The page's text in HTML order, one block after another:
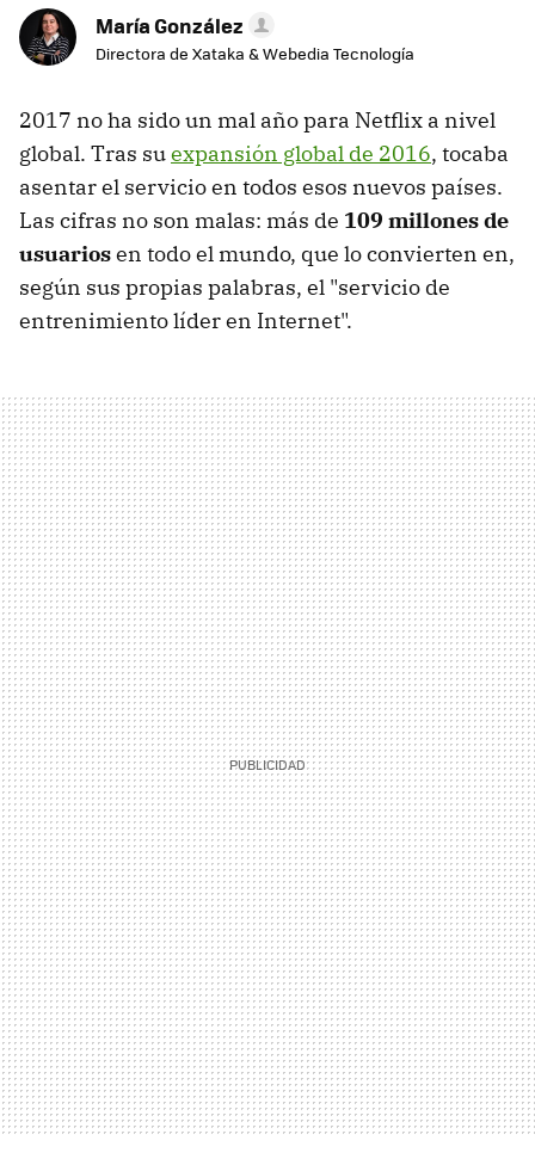
María González
Directora de Xataka & Webedia Tecnología
2017 no ha sido un mal año para Netflix a nivel
global. Tras suexpansión global de 2016, tocaba
asentar el servicio en todos esos nuevos países.
Las cifras no son malas: más de 109 millones de
usuariosen todo el mundo, que lo convierten en,
según sus propias palabras, el "servicio de
entrenimiento líder en Internet".